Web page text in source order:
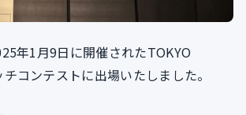
年1月9日に開催されたTOKYO
コンテストに出場いたしました。